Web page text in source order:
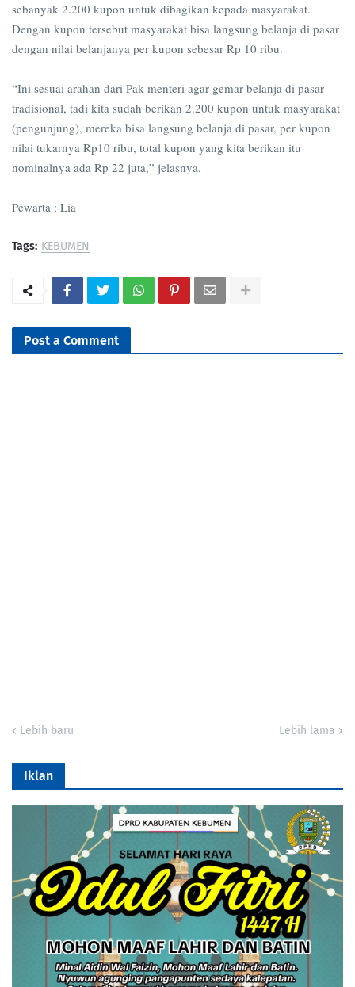
sebanyak 2.200 kupon untuk dibagikan kepada masyarakat.
Dengan kupon tersebut masyarakat bisa langsung belanja di pasar
dengan nilai belanjanya per kupon sebesar Rp 10 ribu.
“Ini sesuai arahan dari Pak menteri agar gemar belanja di pasar
tradisional, tadi kita sudah berikan 2.200 kupon untuk masyarakat
(pengunjung), mereka bisa langsung belanja di pasar, per kupon
nilai tukarnya Rp10 ribu, total kupon yang kita berikan itu
nominalnya ada Rp 22 juta,” jelasnya.
Pewarta : Lia
Tags: KEBUMEN
Post a Comment
Lebih baru Lebih lama
Iklan